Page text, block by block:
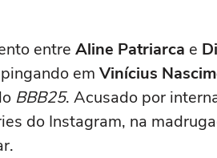
entre Aline Patriarca e
em Vinícius
BBB25. Acusado por
do Instagram, na